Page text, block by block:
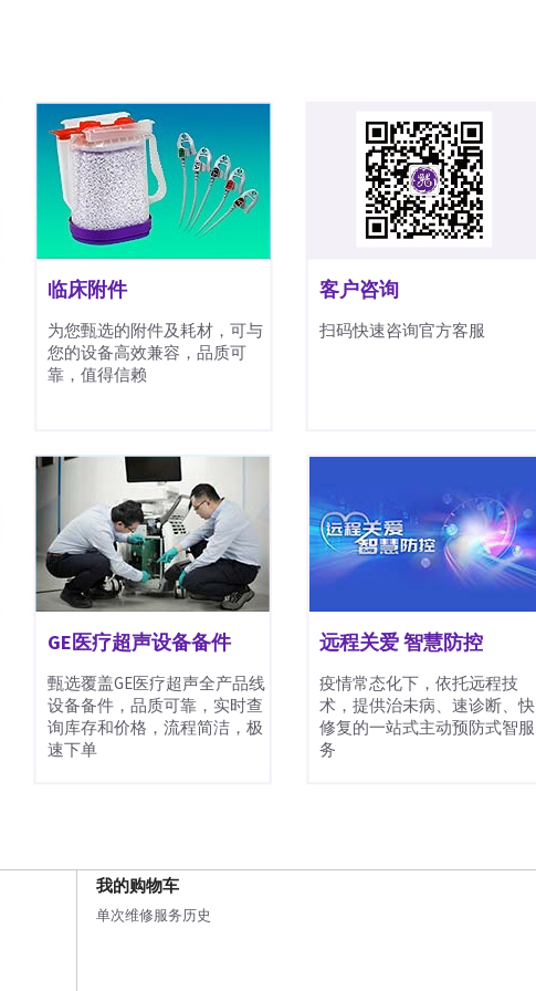
临床附件
为您甄选的附件及耗材，可与
您的设备高效兼容，品质可
靠，值得信赖
GE医疗超声设备备件
甄选覆盖GE医疗超声全产品线
设备备件，品质可靠，实时查
询库存和价格，流程简洁，极
速下单
客户咨询
扫码快速咨询官方客服
远程关爱 智慧防控
疫情常态化下，依托远程技
术，提供治未病、速诊断、快
修复的一站式主动预防式智服
务
我的购物车
单次维修服务历史